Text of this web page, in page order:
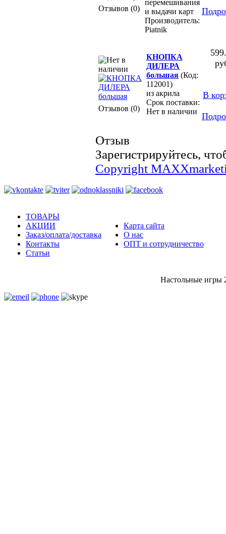
Отзывов (0)
перемешивания
и выдачи карт
Производитель:
Piatnik
Отзывов (0)
КНОПКА
ДИЛЕРА
большая (Код:
112001)
из акрила
Срок поставки:
Нет в наличии
В
Отзыв
Зарегистрируйтесь,
Copyright
ТОВАРЫ
АКЦИИ
Заказ/оплата/доставка
Контакты
Статьи
Карта сайта
О нас
ОПТ и сотрудничество